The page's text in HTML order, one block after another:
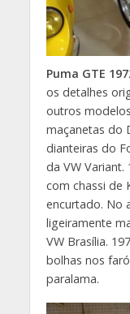
Puma GTE
os detalhes
outros
maçanetas do
dianteiras do
da VW
com chassi de
encurtado. No
ligeiramente
VW Brasília.
bolhas nos
paralama.